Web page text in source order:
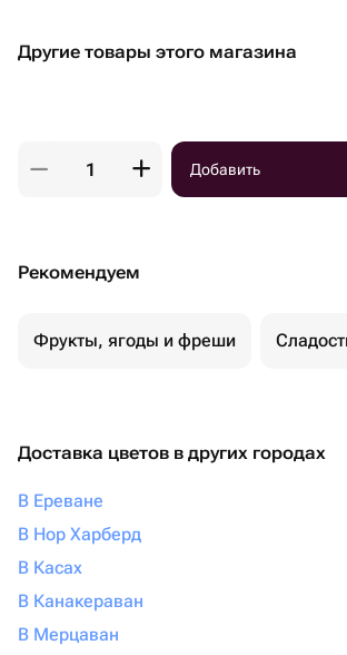
Другие товары этого магазина
Добавить
Рекомендуем
Фрукты, ягоды и фреши
Доставка цветов в других городах
В Ереване
В Нор Харберд
В Касах
В Канакераван
В Мерцаван